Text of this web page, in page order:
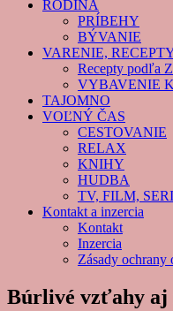
RODINA
PRÍBEHY
BÝVANIE
VARENIE,
Recepty podľa
VYBAVENIE
TAJOMNO
VOĽNÝ ČAS
CESTOVANIE
RELAX
KNIHY
HUDBA
TV, FILM,
Kontakt a inzercia
Kontakt
Inzercia
Zásady ochrany
Búrlivé vzťahy aj